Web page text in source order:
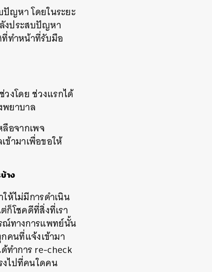
ปัญหาโดยในระยะ
งประสบปัญหา
ทำหน้าที่รับมือ
ช่วงโดยช่วงแรกได้
พยาบาล
อจากเพจ
ข้ามาเพื่อขอให้
าง
ห้ไม่มีการดำเนิน
โชคดีที่สิ่งที่เรา
ณ์ทางการแพทย์นั้น
คนที่แจ้งเข้ามา
ทำการre-check
งไปที่คนใดคน